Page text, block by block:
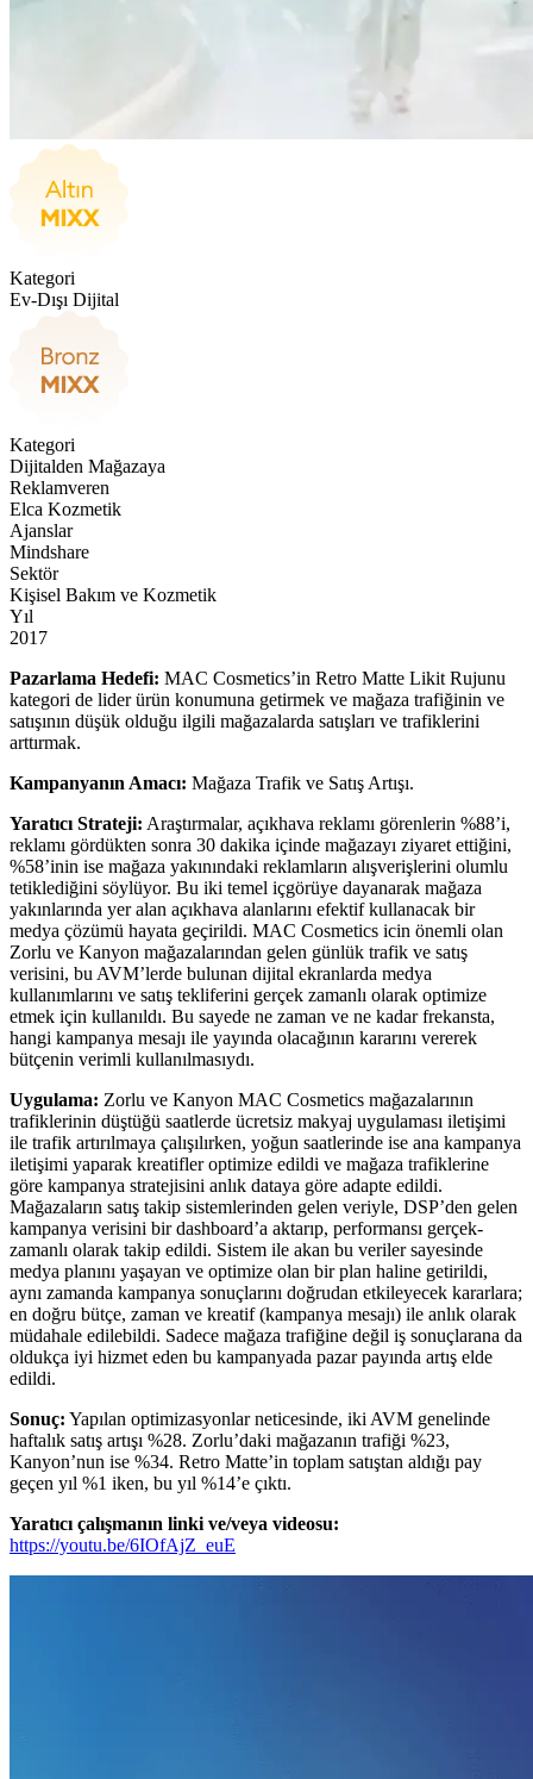
Kategori
Ev-Dışı Dijital
Kategori
Dijitalden Mağazaya
Reklamveren
Elca Kozmetik
Ajanslar
Mindshare
Sektör
Kişisel Bakım ve Kozmetik
Yıl
2017
Pazarlama Hedefi: MAC Cosmetics’in Retro Matte Likit Rujunu
kategori de lider ürün konumuna getirmek ve mağaza trafiğinin ve
satışının düşük olduğu ilgili mağazalarda satışları ve trafiklerini
arttırmak.
Kampanyanın Amacı: Mağaza Trafik ve Satış Artışı.
Yaratıcı Strateji: Araştırmalar, açıkhava reklamı görenlerin %88’i,
reklamı gördükten sonra 30 dakika içinde mağazayı ziyaret ettiğini,
%58’inin ise mağaza yakınındaki reklamların alışverişlerini olumlu
tetiklediğini söylüyor. Bu iki temel içgörüye dayanarak mağaza
yakınlarında yer alan açıkhava alanlarını efektif kullanacak bir
medya çözümü hayata geçirildi. MAC Cosmetics icin önemli olan
Zorlu ve Kanyon mağazalarından gelen günlük trafik ve satış
verisini, bu AVM’lerde bulunan dijital ekranlarda medya
kullanımlarını ve satış tekliferini gerçek zamanlı olarak optimize
etmek için kullanıldı. Bu sayede ne zaman ve ne kadar frekansta,
hangi kampanya mesajı ile yayında olacağının kararını vererek
bütçenin verimli kullanılmasıydı.
Uygulama: Zorlu ve Kanyon MAC Cosmetics mağazalarının
trafiklerinin düştüğü saatlerde ücretsiz makyaj uygulaması iletişimi
ile trafik artırılmaya çalışılırken, yoğun saatlerinde ise ana kampanya
iletişimi yaparak kreatifler optimize edildi ve mağaza trafiklerine
göre kampanya stratejisini anlık dataya göre adapte edildi.
Mağazaların satış takip sistemlerinden gelen veriyle, DSP’den gelen
kampanya verisini bir dashboard’a aktarıp, performansı gerçek-
zamanlı olarak takip edildi. Sistem ile akan bu veriler sayesinde
medya planını yaşayan ve optimize olan bir plan haline getirildi,
aynı zamanda kampanya sonuçlarını doğrudan etkileyecek kararlara;
en doğru bütçe, zaman ve kreatif (kampanya mesajı) ile anlık olarak
müdahale edilebildi. Sadece mağaza trafiğine değil iş sonuçlarana da
oldukça iyi hizmet eden bu kampanyada pazar payında artış elde
edildi.
Sonuç: Yapılan optimizasyonlar neticesinde, iki AVM genelinde
haftalık satış artışı %28. Zorlu’daki mağazanın trafiği %23,
Kanyon’nun ise %34. Retro Matte’in toplam satıştan aldığı pay
geçen yıl %1 iken, bu yıl %14’e çıktı.
Yaratıcı çalışmanın linki ve/veya videosu:
https://youtu.be/6IOfAjZ_euE